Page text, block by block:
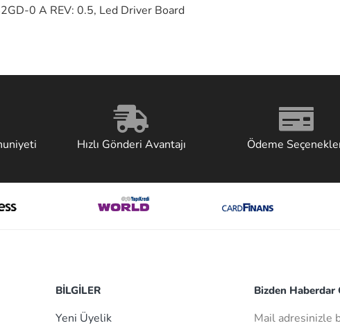
0 A REV: 0.5, Led Driver Board
Hızlı Gönderi Avantajı Ödeme
BİLGİLER
Yeni Üyelik
Bizden Haberdar
Mail adresinizle